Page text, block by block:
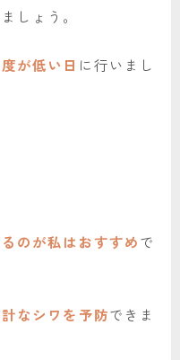
しょう。
が低い日 に行いまし
のが私はおすすめで
なシワを予防できま